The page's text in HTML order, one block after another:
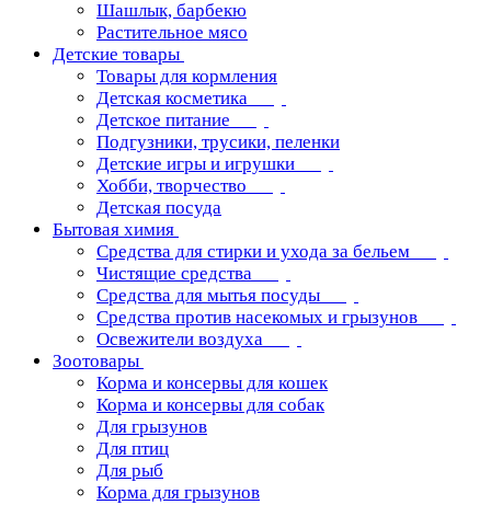
Шашлык, барбекю
Растительное мясо
Детские товары
Товары для кормления
Детская косметика
Детское питание
Подгузники, трусики, пеленки
Детские игры и игрушки
Хобби, творчество
Детская посуда
Бытовая химия
Средства для стирки и ухода за бельем
Чистящие средства
Средства для мытья посуды
Средства против насекомых и грызунов
Освежители воздуха
Зоотовары
Корма и консервы для кошек
Корма и консервы для собак
Для грызунов
Для птиц
Для рыб
Корма для грызунов